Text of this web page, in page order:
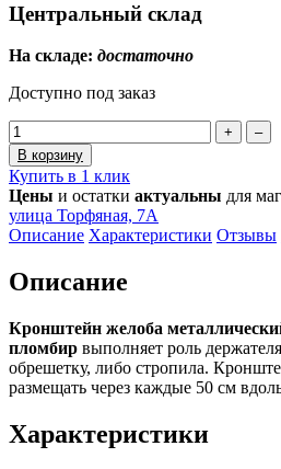
Центральный склад
На складе: достаточно
Доступно под заказ
+
–
В корзину
Купить в 1 клик
Цены и остатки актуальны для
улица Торфяная, 7А
Описание Характеристики Отзывы
Описание
Кронштейн желоба
пломбир выполняет роль
обрешетку, либо стропила.
размещать через каждые 50 см
Характеристики